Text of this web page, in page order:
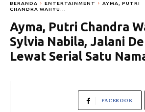
BERANDA ENTERTAINMENT
AYMA, PUTRI
CHANDRA WAHYU...
Ayma, Putri Chandra
Sylvia Nabila, Jalani
Lewat Serial Satu
FACEBOOK